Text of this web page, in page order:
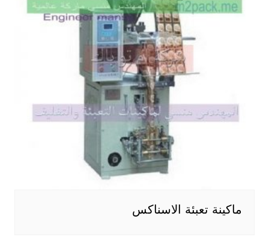
ماكينة تعبئة الاسناكس